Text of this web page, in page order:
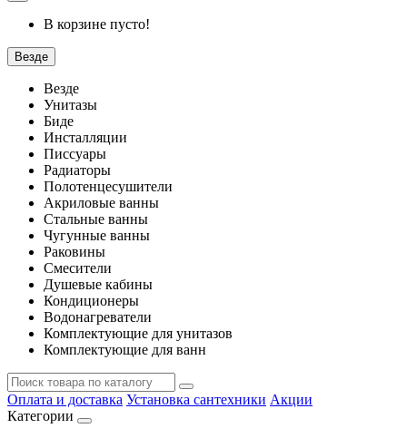
В корзине пусто!
Везде
Везде
Унитазы
Биде
Инсталляции
Писсуары
Радиаторы
Полотенцесушители
Акриловые ванны
Стальные ванны
Чугунные ванны
Раковины
Смесители
Душевые кабины
Кондиционеры
Водонагреватели
Комплектующие для унитазов
Комплектующие для ванн
Оплата и доставка Установка сантехники Акции
Категории